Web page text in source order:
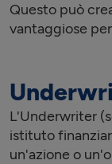
Questo può
vantaggiose
L'Underwriter
istituto
un'azione o